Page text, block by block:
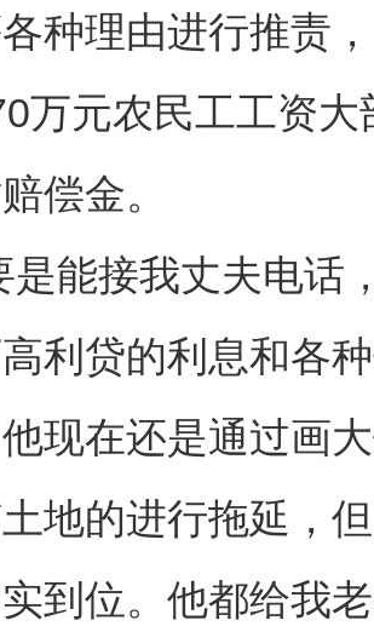
种理由进行推责
万元农民工工资
偿金。
是能接我丈夫电话
利贷的利息和各
现在还是通过画
地的进行拖延，
到位。他都给我